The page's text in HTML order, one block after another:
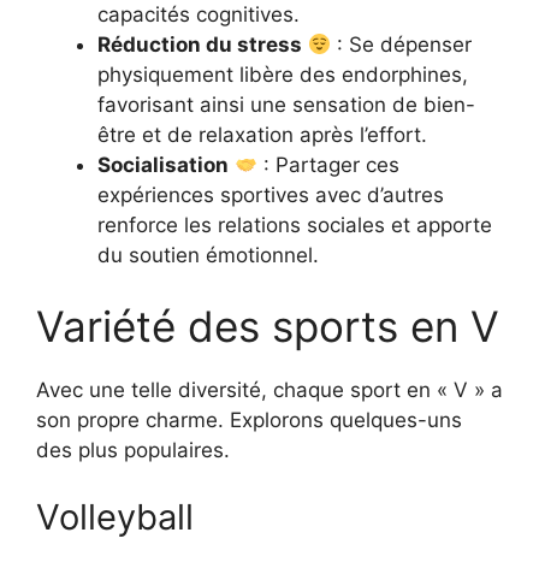
capacités cognitives.
Réduction du stress
: Se dépenser
physiquement libère des endorphines,
favorisant ainsi une sensation de bien-
être et de relaxation après l’effort.
Socialisation
: Partager ces
expériences sportives avec d’autres
renforce les relations sociales et apporte
du soutien émotionnel.
Variété des sports en V
Avec une telle diversité, chaque sport en « V » a
son propre charme. Explorons quelques-uns
des plus populaires.
Volleyball